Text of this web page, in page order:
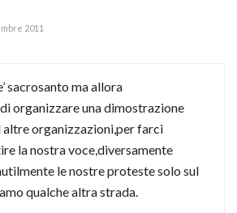
2011
sacrosanto ma allora
organizzare una dimostrazione
altre organizzazioni,per farci
la nostra voce,diversamente
le nostre proteste solo sul
qualche altra strada.